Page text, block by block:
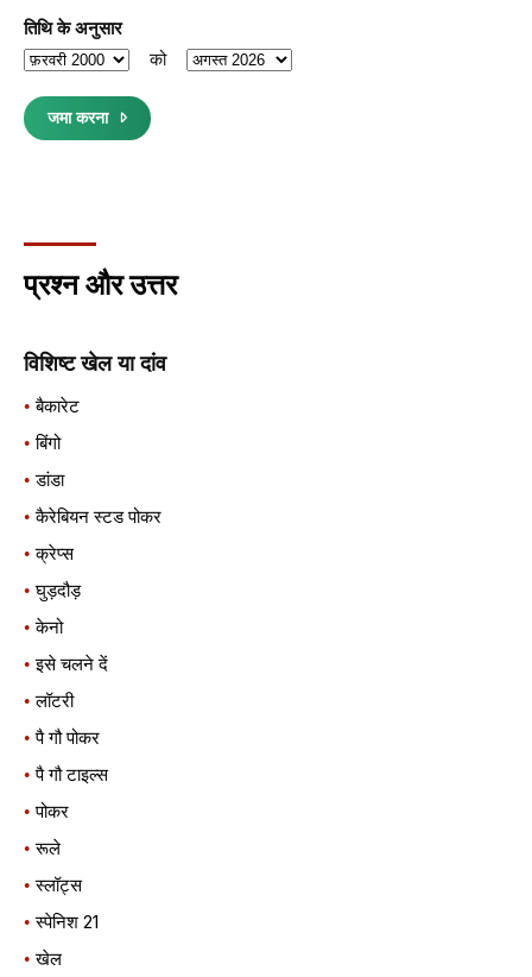
तिथि के अनुसार
को
जमा करना
प्रश्न और उत्तर
विशिष्ट खेल या दांव
बैकारेट
बिंगो
डांडा
कैरेबियन स्टड पोकर
क्रेप्स
घुड़दौड़
केनो
इसे चलने दें
लॉटरी
पै गौ पोकर
पै गौ टाइल्स
पोकर
रूले
स्लॉट्स
स्पेनिश 21
खेल